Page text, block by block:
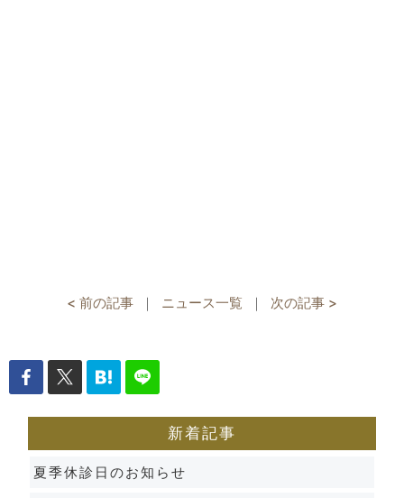
< 前の記事 ｜ ニュース一覧 ｜ 次の記事 >
新着記事
夏季休診日のお知らせ